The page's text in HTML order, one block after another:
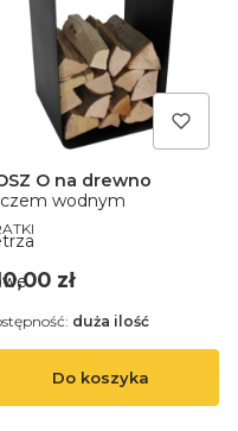
wodnym
O na drewno
zł
Do koszyka
duża ilość